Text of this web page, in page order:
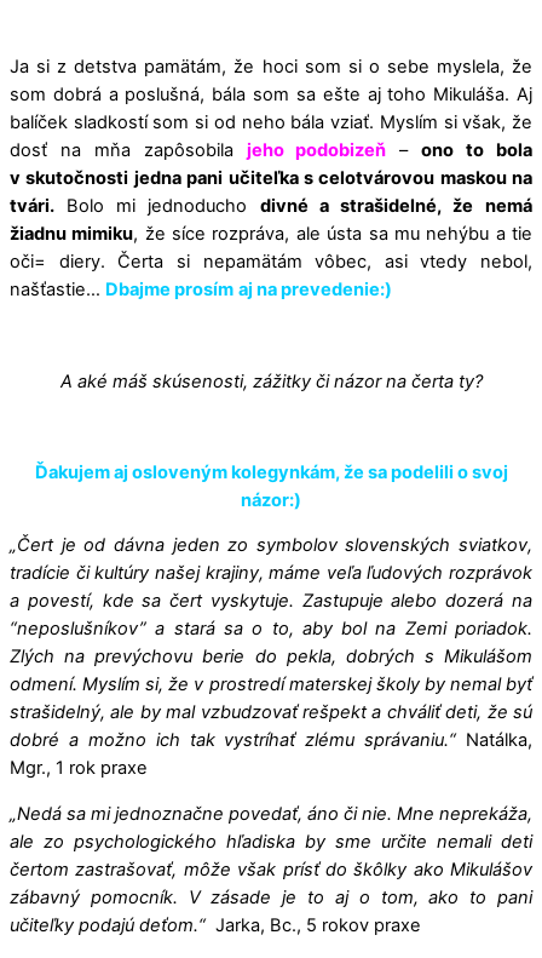
Ja si z detstva pamätám, že hoci som si o sebe myslela, že
som dobrá a poslušná, bála som sa ešte aj toho Mikuláša. Aj
balíček sladkostí som si od neho bála vziať. Myslím si však, že
dosť na mňa zapôsobila jeho podobizeň –ono to bola
v skutočnosti jedna pani učiteľka s celotvárovou maskou na
tvári. Bolo mi jednoducho divné a strašidelné, že
nemá
žiadnu mimiku, že síce rozpráva, ale ústa sa mu nehýbu a tie
oči= diery. Čerta si nepamätám vôbec, asi vtedy nebol,
našťastie… Dbajme prosím aj na prevedenie:)
A aké máš skúsenosti, zážitky či názor na čerta ty?
Ďakujem aj osloveným kolegynkám, že sa podelili o svoj
názor:)
„Čert je od dávna jeden zo symbolov slovenských sviatkov,
tradície či kultúry našej krajiny, máme veľa ľudových rozprávok
a povestí, kde sa čert vyskytuje. Zastupuje alebo dozerá na
“neposlušníkov” a stará sa o to, aby bol na Zemi poriadok.
Zlých na prevýchovu berie do pekla, dobrých s Mikulášom
odmení. Myslím si, že v prostredí materskej školy by nemal byť
strašidelný, ale by mal vzbudzovať rešpekt a chváliť deti, že sú
dobré a možno ich tak vystríhať zlému správaniu.“Natálka,
Mgr., 1 rok praxe
„Nedá sa mi jednoznačne povedať, áno či nie. Mne neprekáža,
ale zo psychologického hľadiska by sme určite nemali deti
čertom zastrašovať, môže však prísť do škôlky ako Mikulášov
zábavný pomocník. V zásade je to aj o tom, ako to pani
učiteľky podajú deťom.“Jarka, Bc., 5 rokov praxe